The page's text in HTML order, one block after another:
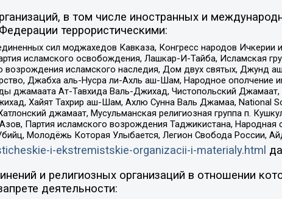
в том числе иностранных и
террористическими:
сил моджахедов Кавказа, Конгресс народов Ичкерии
исламского освобождения, Лашкар-И-Тайба, Исламская
исламского наследия, Дом двух святых, Джунд
Джабха аль-Нусра ли-Ахль аш-Шам, Народное ополчение
джамаата Ат-Тавхида Валь-Джихад, Чистопольский Джамаат,
Хайят Тахрир аш-Шам, Ахлю Сунна Валь Джамаа, National
джамаат, Мусульманская религиозная группа п.
Партия исламского возрождения Таджикистана,
Молодёжь Которая Улыбается, Легион Свобода России,
i-ekstremistskie-organizacii-i-materialy.html
и религиозных организаций в отношении
деятельности: